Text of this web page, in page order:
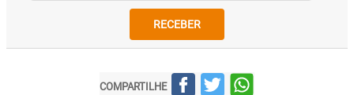
RECEBER
COMPARTILHE